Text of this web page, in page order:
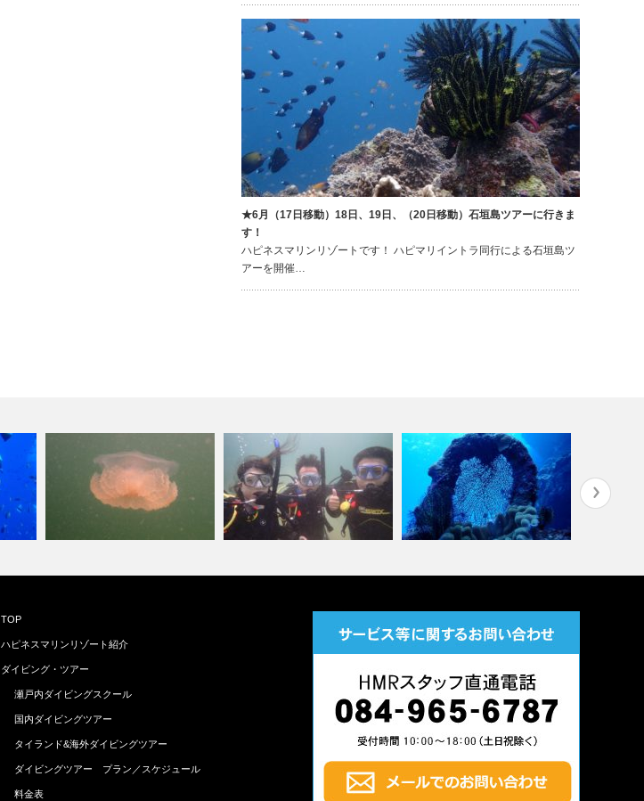
★6月（17日移動）18日、19日、（20日移動）石垣島ツアーに行きま
す！
ハピネスマリンリゾートです！ ハピマリイントラ同行による石垣島ツ
アーを開催…
の② 那…
TOP
ハピネスマリンリゾート紹介
ダイビング・ツアー
瀬戸内ダイビングスクール
国内ダイビングツアー
タイランド&海外ダイビングツアー
ダイビングツアー プラン／スケジュール
料金表